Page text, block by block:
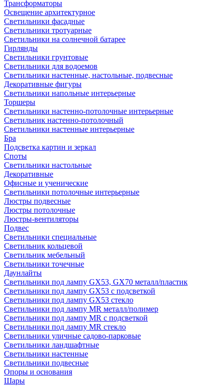
Трансформаторы
Освещение архитектурное
Светильники фасадные
Светильники тротуарные
Светильники на солнечной батарее
Гирлянды
Светильники грунтовые
Светильники для водоемов
Светильники настенные, настольные, подвесные
Декоративные фигуры
Светильники напольные интерьерные
Торшеры
Светильники настенно-потолочные интерьерные
Светильник настенно-потолочный
Светильники настенные интерьерные
Бра
Подсветка картин и зеркал
Споты
Светильники настольные
Декоративные
Офисные и ученические
Светильники потолочные интерьерные
Люстры подвесные
Люстры потолочные
Люстры-вентиляторы
Подвес
Светильники специальные
Светильник кольцевой
Светильник мебельный
Светильники точечные
Даунлайты
Светильники под лампу GX53, GX70 металл/пластик
Светильники под лампу GX53 с подсветкой
Светильники под лампу GX53 стекло
Светильники под лампу MR металл/полимер
Светильники под лампу MR с подсветкой
Светильники под лампу MR стекло
Светильники уличные садово-парковые
Светильники ландшафтные
Светильники настенные
Светильники подвесные
Опоры и основания
Шары